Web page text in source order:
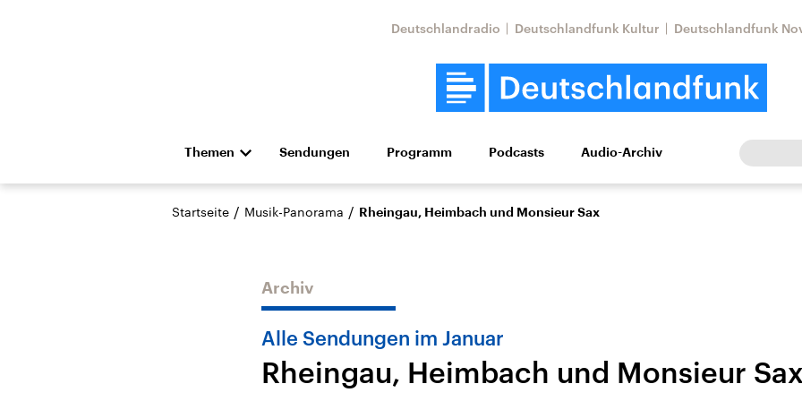
Deutschlandradio Deutschlandfunk Kultur Deutschlandfunk
Themen
Die Nachrichten Politik Wirtschaft Wissen Kultur Europa
Hörspiel und Feature Musik
Landtagswahl Sachsen-
USA
Aktuelle Beiträge,
Nahostkonflikt
Iran
Sendungen Programm Podcasts Audio-Archiv
Startseite / Musik-Panorama / Rheingau, Heimbach und Monsieur Sax
Archiv
Alle Sendungen im Januar
Rheingau, Heimbach und Monsieur Sax